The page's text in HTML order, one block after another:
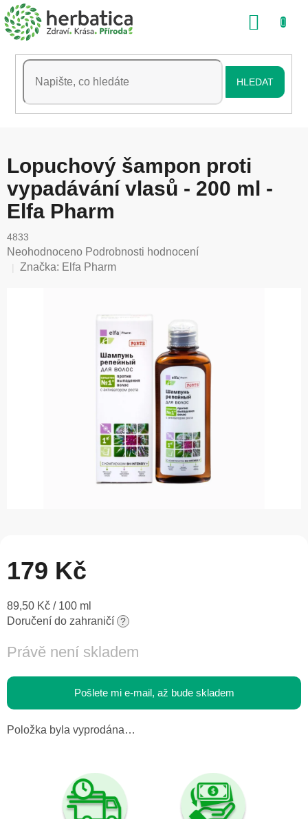
Přejít
na
obsah
HLEDAT
Lopuchový šampon proti
vypadávání vlasů - 200 ml -
Elfa Pharm
4833
Průměrné
hodnocení
Neohodnoceno Podrobnosti hodnocení
Značka: Elfa Pharm
179 Kč
Měrná
cena:
89,50 Kč / 100 ml
Doručení do zahraničí ?
Právě není skladem
Pošlete mi e-mail, až bude skladem
Položka byla vyprodána…